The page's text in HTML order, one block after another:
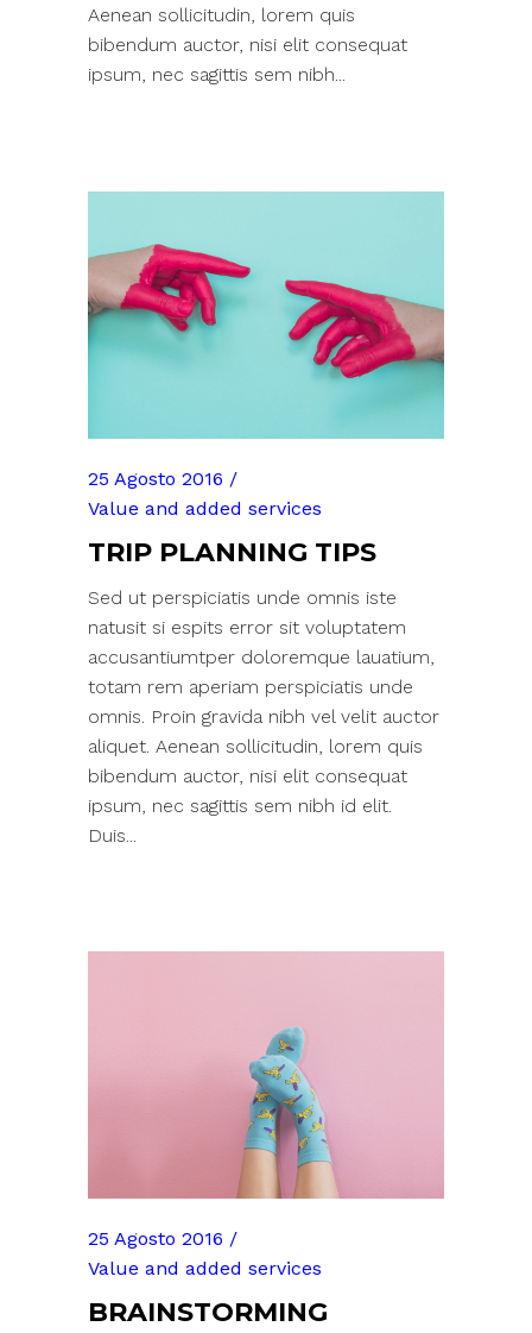
Aenean sollicitudin, lorem quis
bibendum auctor, nisi elit consequat
ipsum, nec sagittis sem nibh...
25 Agosto 2016
Value and added services
TRIP PLANNING TIPS
Sed ut perspiciatis unde omnis iste
natusit si espits error sit voluptatem
accusantiumtper doloremque lauatium,
totam rem aperiam perspiciatis unde
omnis. Proin gravida nibh vel velit auctor
aliquet. Aenean sollicitudin, lorem quis
bibendum auctor, nisi elit consequat
ipsum, nec sagittis sem nibh id elit.
Duis...
25 Agosto 2016
Value and added services
BRAINSTORMING